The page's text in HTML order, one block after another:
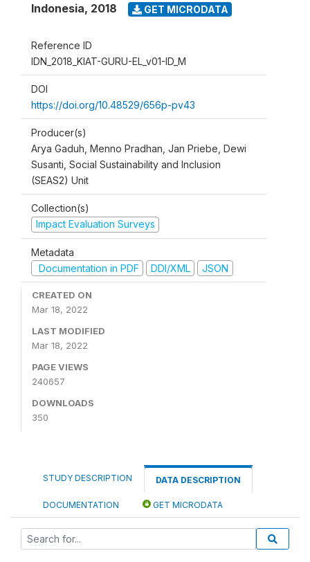
Indonesia, 2018 GET MICRODATA
Reference ID
IDN_2018_KIAT-GURU-EL_v01-ID_M
DOI
https://doi.org/10.48529/656p-pv43
Producer(s)
Arya Gaduh, Menno Pradhan, Jan Priebe, Dewi
Susanti, Social Sustainability and Inclusion
(SEAS2) Unit
Collection(s)
Impact Evaluation Surveys
Metadata
Documentation in PDF
DDI/XML JSON
CREATED ON
Mar 18, 2022
LAST MODIFIED
Mar 18, 2022
PAGE VIEWS
240657
DOWNLOADS
350
STUDY DESCRIPTION DATA DESCRIPTION
DOCUMENTATION GET MICRODATA